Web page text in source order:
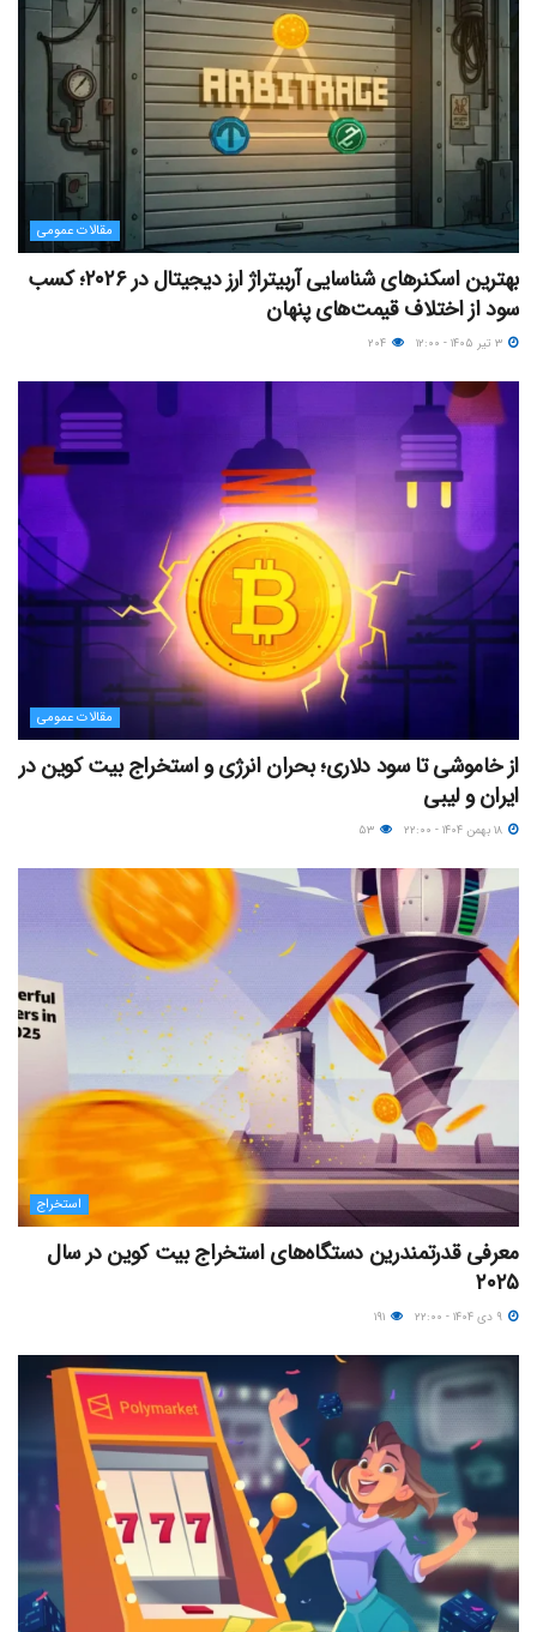
مقالات عمومی
بهترین اسکنر‌های شناسایی آربیتراژ ارز دیجیتال در ۲۰۲۶؛ کسب
سود از اختلاف قیمت‌های پنهان
مقالات عمومی
از خاموشی تا سود دلاری؛ بحران انرژی و استخراج بیت کوین در
ایران و لیبی
استخراج
معرفی قدرتمندرین دستگاه‌های استخراج بیت کوین در سال
۲۰۲۵